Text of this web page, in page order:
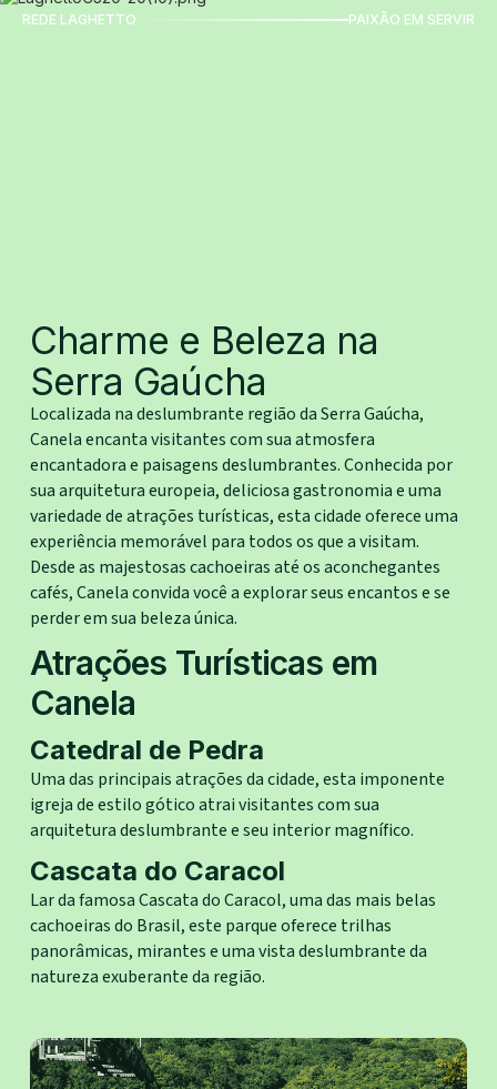
REDE LAGHETTO PAIXÃO EM SERVIR
Charme e Beleza na
Serra Gaúcha
Localizada na deslumbrante região da Serra Gaúcha,
Canela encanta visitantes com sua atmosfera
encantadora e paisagens deslumbrantes. Conhecida por
sua arquitetura europeia, deliciosa gastronomia e uma
variedade de atrações turísticas, esta cidade oferece uma
experiência memorável para todos os que a visitam.
Desde as majestosas cachoeiras até os aconchegantes
cafés, Canela convida você a explorar seus encantos e se
perder em sua beleza única.
Atrações Turísticas em
Canela
Catedral de Pedra
Uma das principais atrações da cidade, esta imponente
igreja de estilo gótico atrai visitantes com sua
arquitetura deslumbrante e seu interior magnífico.
Cascata do Caracol
Lar da famosa Cascata do Caracol, uma das mais belas
cachoeiras do Brasil, este parque oferece trilhas
panorâmicas, mirantes e uma vista deslumbrante da
natureza exuberante da região.